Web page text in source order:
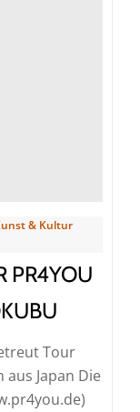
& Kultur
PR4YOU
Tour
aus Japan Die